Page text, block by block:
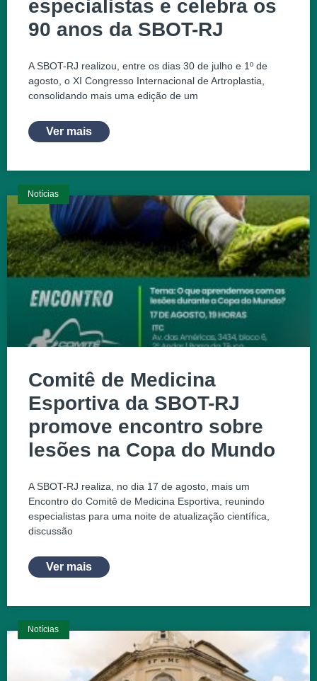
especialistas e celebra os
90 anos da SBOT-RJ
A SBOT-RJ realizou, entre os dias 30 de julho e 1º de
agosto, o XI Congresso Internacional de Artroplastia,
consolidando mais uma edição de um
Ver mais
Notícias
Comitê de Medicina
Esportiva da SBOT-RJ
promove encontro sobre
lesões na Copa do Mundo
A SBOT-RJ realiza, no dia 17 de agosto, mais um
Encontro do Comitê de Medicina Esportiva, reunindo
especialistas para uma noite de atualização científica,
discussão
Ver mais
Notícias